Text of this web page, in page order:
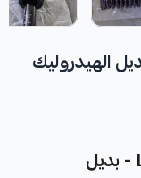
مساعدات لكزس LS460 LS600 - بديل